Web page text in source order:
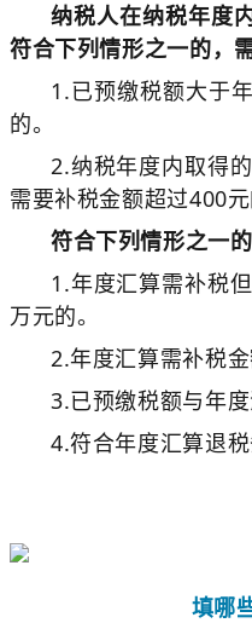
纳税人在纳税年度
符合下列情形之一的，
1.已预缴税额大于
的。
2.纳税年度内取得
需要补税金额超过400元
符合下列情形之一
1.年度汇算需补税
万元的。
2.年度汇算需补税
3.已预缴税额与年
4.符合年度汇算退
填哪